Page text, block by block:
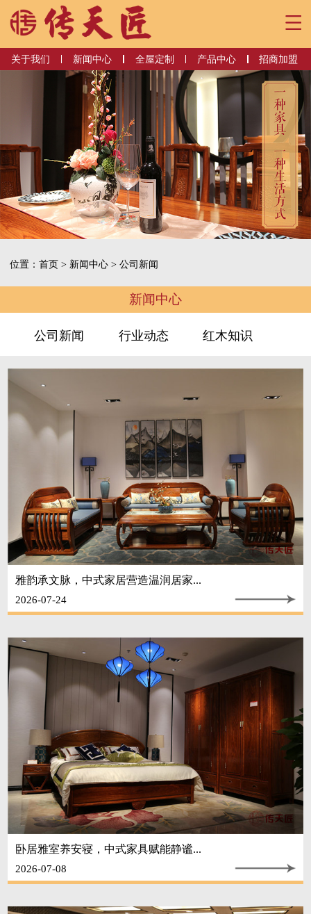
关于我们 新闻中心 全屋定制 产品中心 招商加盟
位置：首页 > 新闻中心 > 公司新闻
新闻中心
公司新闻 行业动态 红木知识
雅韵承文脉，中式家居营造温润居家...
2026-07-24
卧居雅室养安寝，中式家具赋能静谧...
2026-07-08